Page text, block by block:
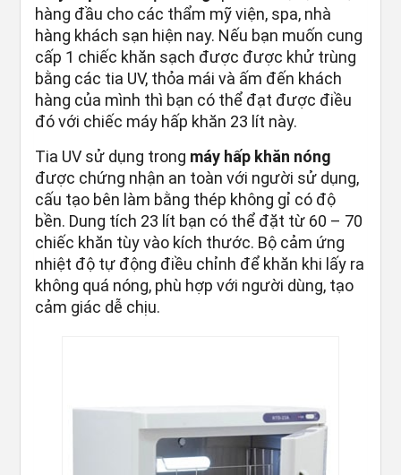
hàng đầu cho các thẩm mỹ viện, spa, nhà
hàng khách sạn hiện nay. Nếu bạn muốn cung
cấp 1 chiếc khăn sạch được được khử trùng
bằng các tia UV, thỏa mái và ấm đến khách
hàng của mình thì bạn có thể đạt được điều
đó với chiếc máy hấp khăn 23 lít này.
Tia UV sử dụng trong máy hấp khăn nóng
được chứng nhận an toàn với người sử dụng,
cấu tạo bên làm bằng thép không gỉ có độ
bền. Dung tích 23 lít bạn có thể đặt từ 60 – 70
chiếc khăn tùy vào kích thước. Bộ cảm ứng
nhiệt độ tự động điều chỉnh để khăn khi lấy ra
không quá nóng, phù hợp với người dùng, tạo
cảm giác dễ chịu.